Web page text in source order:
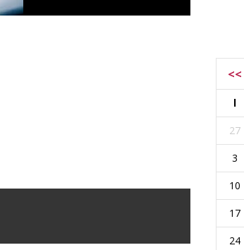
<<
l
27
3
10
17
24